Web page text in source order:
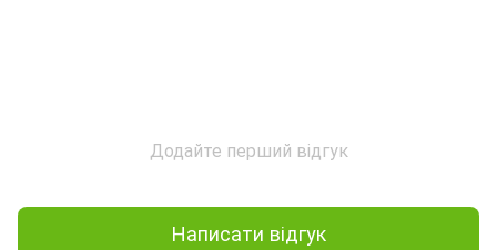
Додайте перший відгук
Написати відгук